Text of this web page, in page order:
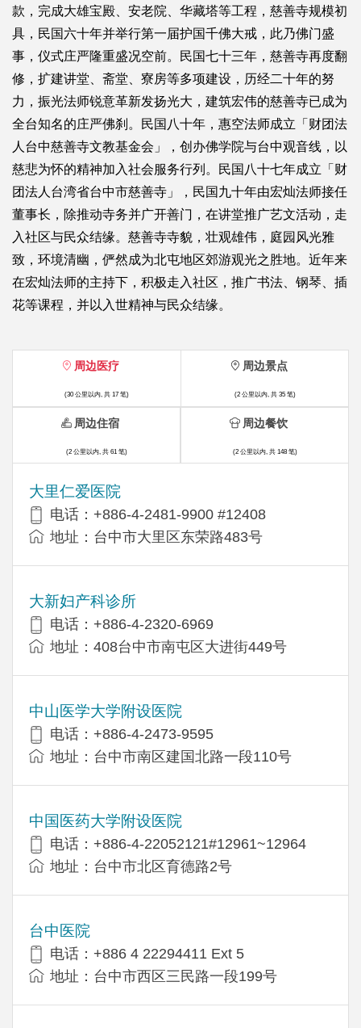
款，完成大雄宝殿、安老院、华藏塔等工程，慈善寺规模初
具，民国六十年并举行第一届护国千佛大戒，此乃佛门盛
事，仪式庄严隆重盛况空前。民国七十三年，慈善寺再度翻
修，扩建讲堂、斋堂、寮房等多项建设，历经二十年的努
力，振光法师锐意革新发扬光大，建筑宏伟的慈善寺已成为
全台知名的庄严佛刹。民国八十年，惠空法师成立「财团法
人台中慈善寺文教基金会」，创办佛学院与台中观音线，以
慈悲为怀的精神加入社会服务行列。民国八十七年成立「财
团法人台湾省台中市慈善寺」，民国九十年由宏灿法师接任
董事长，除推动寺务并广开善门，在讲堂推广艺文活动，走
入社区与民众结缘。慈善寺寺貌，壮观雄伟，庭园风光雅
致，环境清幽，俨然成为北屯地区郊游观光之胜地。近年来
在宏灿法师的主持下，积极走入社区，推广书法、钢琴、插
花等课程，并以入世精神与民众结缘。
周边医疗
(30 公里以内, 共 17 笔)
大里仁爱医院
电话：+886-4-2481-9900 #12408
地址：台中市大里区东荣路483号
大新妇产科诊所
电话：+886-4-2320-6969
地址：408台中市南屯区大进街449号
中山医学大学附设医院
电话：+886-4-2473-9595
地址：台中市南区建国北路一段110号
中国医药大学附设医院
电话：+886-4-22052121#12961~12964
地址：台中市北区育德路2号
台中医院
电话：+886 4 22294411 Ext 5
地址：台中市西区三民路一段199号
周边景点
(2 公里以内, 共 35 笔)
周边住宿
(2 公里以内, 共 61 笔)
周边餐饮
(2 公里以内, 共 148 笔)